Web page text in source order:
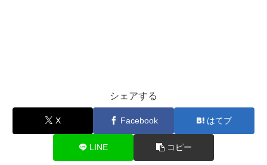
シェアする
X Facebook はてブ
LINE コピー